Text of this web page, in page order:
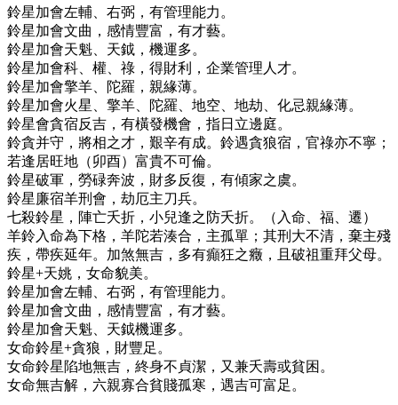
鈴星加會左輔、右弼，有管理能力。
鈴星加會文曲，感情豐富，有才藝。
鈴星加會天魁、天鉞，機運多。
鈴星加會科、權、祿，得財利，企業管理人才。
鈴星加會擎羊、陀羅，親緣薄。
鈴星加會火星、擎羊、陀羅、地空、地劫、化忌親緣薄。
鈴星會貪宿反吉，有橫發機會，指日立邊庭。
鈴貪并守，將相之才，艱辛有成。鈴遇貪狼宿，官祿亦不寧；
若逢居旺地（卯酉）富貴不可倫。
鈴星破軍，勞碌奔波，財多反復，有傾家之虞。
鈴星廉宿羊刑會，劫厄主刀兵。
七殺鈴星，陣亡夭折，小兒逢之防夭折。（入命、福、遷）
羊鈴入命為下格，羊陀若湊合，主孤單；其刑大不清，棄主殘
疾，帶疾延年。加煞無吉，多有癲狂之癥，且破祖重拜父母。
鈴星+天姚，女命貌美。
鈴星加會左輔、右弼，有管理能力。
鈴星加會文曲，感情豐富，有才藝。
鈴星加會天魁、天鉞機運多。
女命鈴星+貪狼，財豐足。
女命鈴星陷地無吉，終身不貞潔，又兼夭壽或貧困。
女命無吉解，六親寡合貧賤孤寒，遇吉可富足。